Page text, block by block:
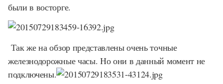
были в восторге.
Так же на обзор представлены очень точные
железнодорожные часы. Но они в данный момент не
подключены.